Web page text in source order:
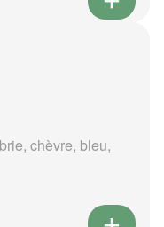
chèvre, bleu,